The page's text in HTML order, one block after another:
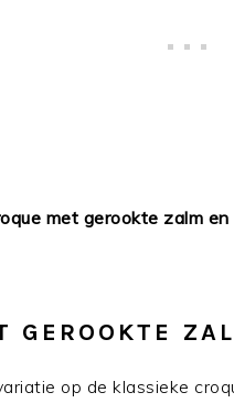
met gerookte zalm en
GEROOKTE
op de klassieke